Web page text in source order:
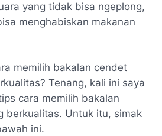
yang tidak bisa ngeplong,
menghabiskan makanan
memilih bakalan cendet
Tenang, kali ini saya
cara memilih bakalan
berkualitas. Untuk itu, simak
ini.